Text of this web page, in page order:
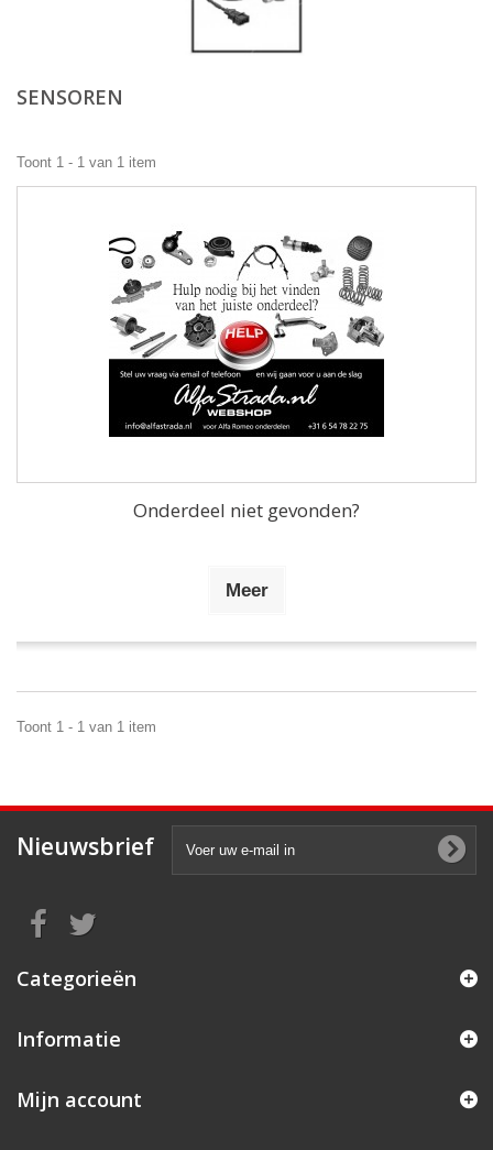
SENSOREN
Toont 1 - 1 van 1 item
Onderdeel niet gevonden?
Meer
Toont 1 - 1 van 1 item
Nieuwsbrief
Categorieën
Informatie
Mijn account